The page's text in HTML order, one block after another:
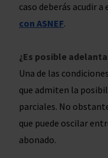
caso deberás acudir
con ASNEF.
¿Es posible
Una de las
que admiten la
parciales. No
que puede oscilar
abonado.